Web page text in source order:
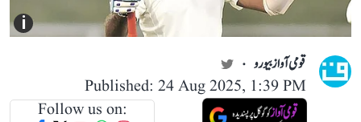
i
قومی آواز بیورو
Published: 24 Aug 2025, 1:39 PM
Follow us on: